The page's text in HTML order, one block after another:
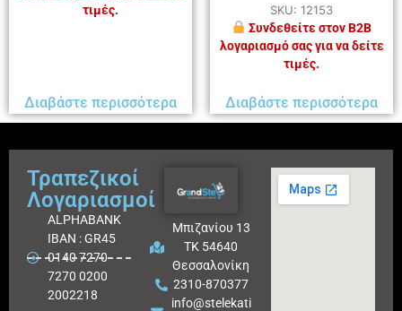
τιμές.
Διαβάστε περισσότερα
SKU: 12153
Συνδεθείτε στον B2B
λογαριασμό σας για να δείτε
τιμές.
Διαβάστε περισσότερα
Τραπεζικοί
Λογαριασμοί
ALPHABANK
IBAN : GR45
0140 7270
7270 0200
2002218
Μπιζανίου 13
ΤΚ 54640
Θεσσαλονίκη
2310-870377
info@stelekati